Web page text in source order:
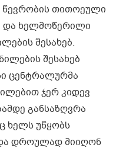
თითოეული
და ხელმოწერილი
შესახებ.
შესახებ
ცენტრალურმა
ჯერ კიდევ
განსაზღვრა
ხელს უწყობს
დროულად მიიღონ